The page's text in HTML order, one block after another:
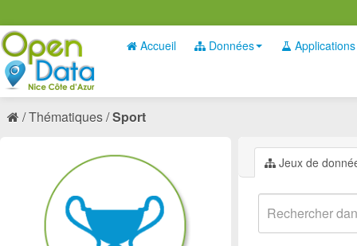
Accueil Données Applications
Thématiques Sport
Jeux de